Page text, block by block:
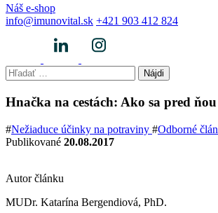
Náš e-shop
info@imunovital.sk +421 903 412 824
Hľadať:
Hnačka na cestách: Ako sa pred
#Nežiaduce účinky na potraviny #Odborné
Publikované 20.08.2017
Autor článku
MUDr. Katarína Bergendiová, PhD.